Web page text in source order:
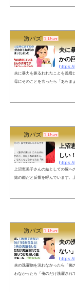
激バズ 1 User
夫に
かの
夫に暴力を振るわれたことを義母
母にそのことを言ったら「あらま
激バズ 1 User
上沼
しい！
上沼恵美子さんの姑としての嫁
姑の鑑だと反響を呼んでいます。
激バズ 1 User
夫の
ない
https://
夫の洗濯物を洗わなかったら「俺
わなかったら「俺のだけ洗濯され